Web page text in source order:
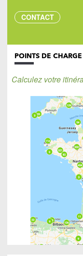
CONTACT
POINTS DE
Calculez votre